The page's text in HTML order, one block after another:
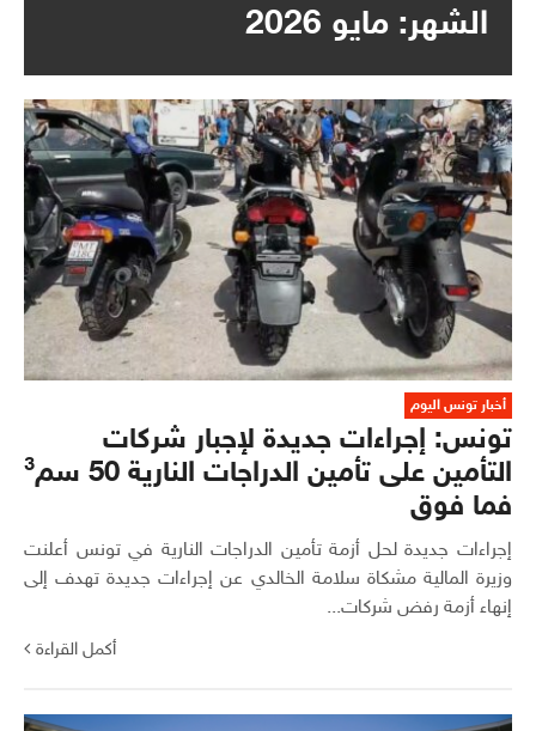
الشهر: مايو 2026
أخبار تونس اليوم
تونس: إجراءات جديدة لإجبار شركات
التأمين على تأمين الدراجات النارية 50 سم³
فما فوق
إجراءات جديدة لحل أزمة تأمين الدراجات النارية في تونس أعلنت
وزيرة المالية مشكاة سلامة الخالدي عن إجراءات جديدة تهدف إلى
إنهاء أزمة رفض شركات...
أكمل القراءة